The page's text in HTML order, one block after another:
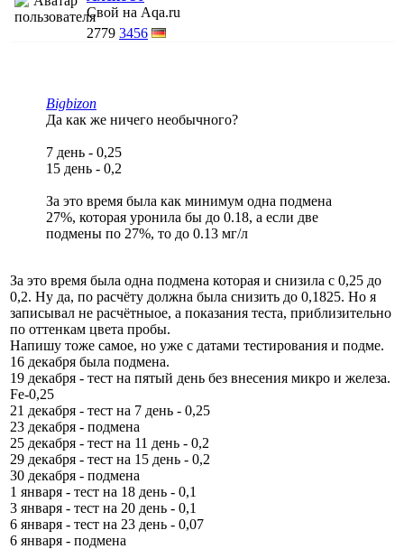
Свой на Aqa.ru
2779 3456
Bigbizon
Да как же ничего необычного?
7 день - 0,25
15 день - 0,2
За это время была как минимум одна подмена
27%, которая уронила бы до 0.18, а если две
подмены по 27%, то до 0.13 мг/л
За это время была одна подмена которая и снизила с 0,25 до
0,2. Ну да, по расчёту должна была снизить до 0,1825. Но я
записывал не расчётныое, а показания теста, приблизительно
по оттенкам цвета пробы.
Напишу тоже самое, но уже с датами тестирования и подме.
16 декабря была подмена.
19 декабря - тест на пятый день без внесения микро и железа.
Fe-0,25
21 декабря - тест на 7 день - 0,25
23 декабря - подмена
25 декабря - тест на 11 день - 0,2
29 декабря - тест на 15 день - 0,2
30 декабря - подмена
1 января - тест на 18 день - 0,1
3 января - тест на 20 день - 0,1
6 января - тест на 23 день - 0,07
6 января - подмена